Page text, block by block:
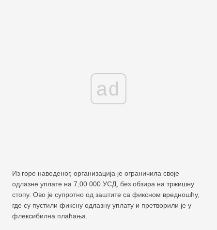
ad
Из горе наведеног, организација је ограничила своје
одлазне уплате на 7,00 000 УСД, без обзира на тржишну
стопу. Ово је супротно од заштите са фиксном вредношћу,
где су пустили фиксну одлазну уплату и претворили је у
флексибилна плаћања.